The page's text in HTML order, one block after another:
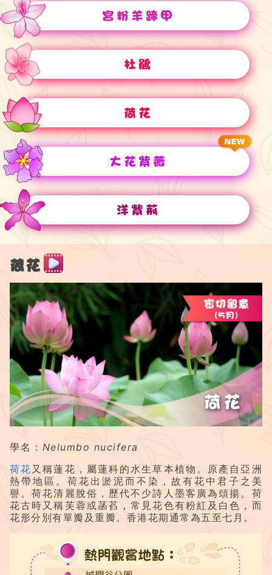
宮粉羊蹄甲
杜鵑
荷花
大花紫薇
洋紫荊
荷花
學名 : Nelumbo nucifera
荷花 又稱蓮花，屬蓮科的水生草本植物。原產自亞洲
熱帶地區。荷花出淤泥而不染，故有花中君子之美
譽。荷花清麗脫俗，歷代不少詩人墨客廣為頌揚。荷
花古時又稱芙蓉或菡萏，常見花色有粉紅及白色，而
花形分別有單瓣及重瓣。香港花期通常為五至七月。